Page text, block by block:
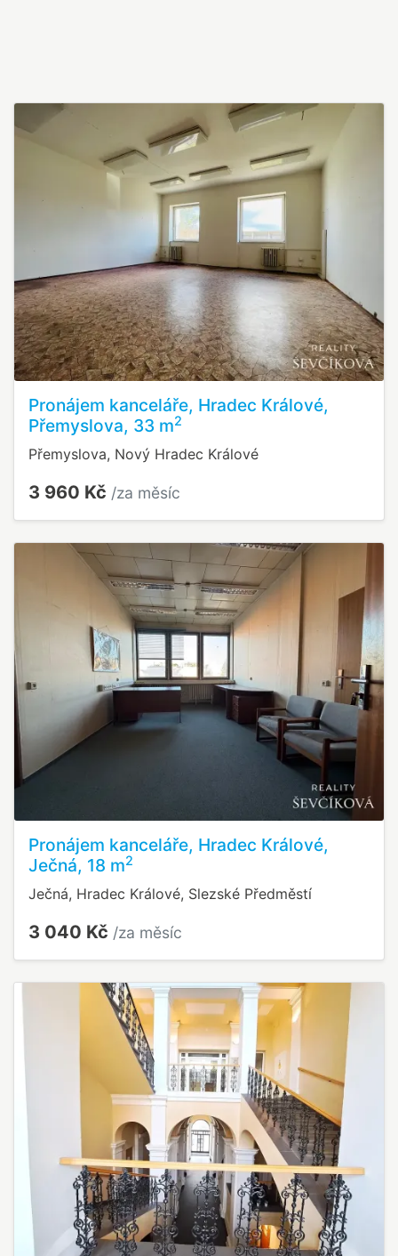
Pronájem kanceláře, Hradec Králové,
Přemyslova, 33 m2
Přemyslova, Nový Hradec Králové
3 960 Kč /za měsíc
Pronájem kanceláře, Hradec Králové,
Ječná, 18 m2
Ječná, Hradec Králové, Slezské Předměstí
3 040 Kč /za měsíc